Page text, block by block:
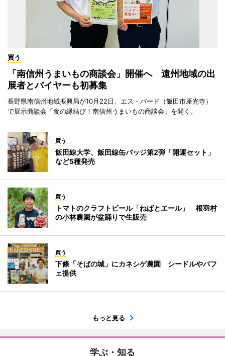
買う
「南信州うまいもの商談会」開催へ 遠州地域の出
展者とバイヤーも初募集
長野県南信州地域振興局が10月22日、エス・バード（飯田市座光寺）
で展示商談会「食の縁結び！南信州うまいもの商談会」を開く。
買う
飯田線大学、飯田線缶バッジ第2弾「開運セット」
など5種発売
買う
トマトのクラフトビール「ねばとエール」 根羽村
の小林農園が盆踊りで生販売
買う
下條「そばの城」にカネシゲ農園 シードルやパフ
ェ提供
もっと見る
学ぶ・知る